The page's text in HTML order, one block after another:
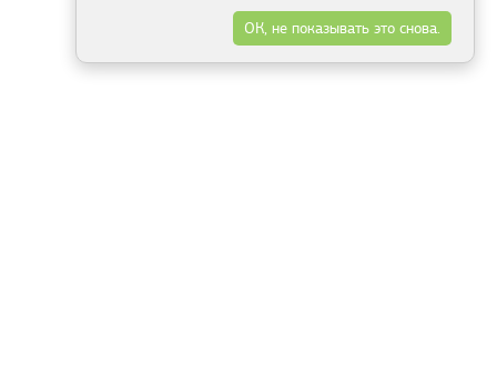
ОК, не показывать это снова.